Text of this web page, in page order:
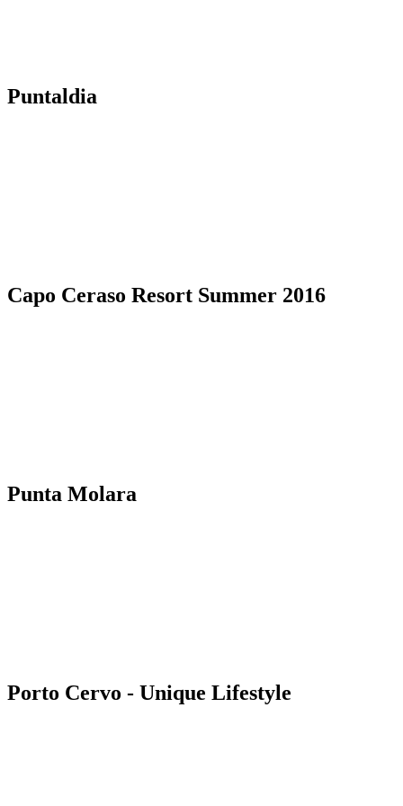
Puntaldia
Capo Ceraso Resort Summer 2016
Punta Molara
Porto Cervo - Unique Lifestyle